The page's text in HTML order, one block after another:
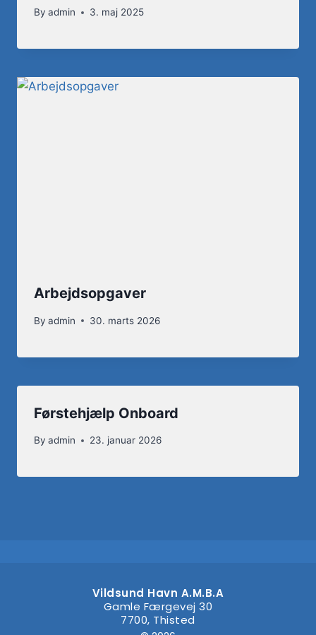
By admin 3. maj 2025
Arbejdsopgaver
By admin 30. marts 2026
Førstehjælp Onboard
By admin 23. januar 2026
Vildsund Havn A.M.B.A
Gamle Færgevej 30
7700, Thisted